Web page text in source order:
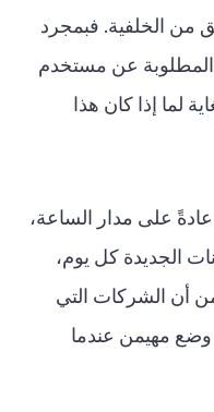
من الخلفية. فبمجرد
عن مستخدم
لما إذا كان هذا
عادةً على مدار الساعة،
الجديدة كل يوم،
أن الشركات التي
مهيمن عندما